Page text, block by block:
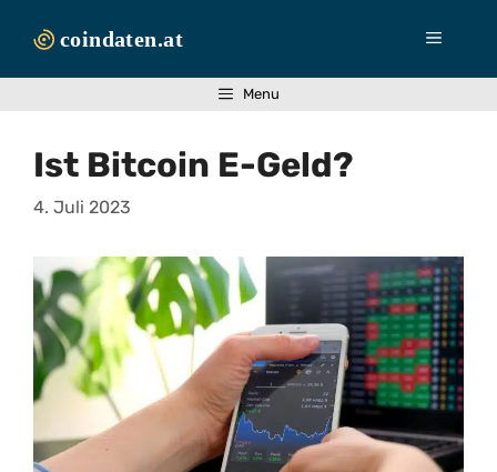
Inhalt
Menü
Menu
Ist Bitcoin E-Geld?
4. Juli 2023